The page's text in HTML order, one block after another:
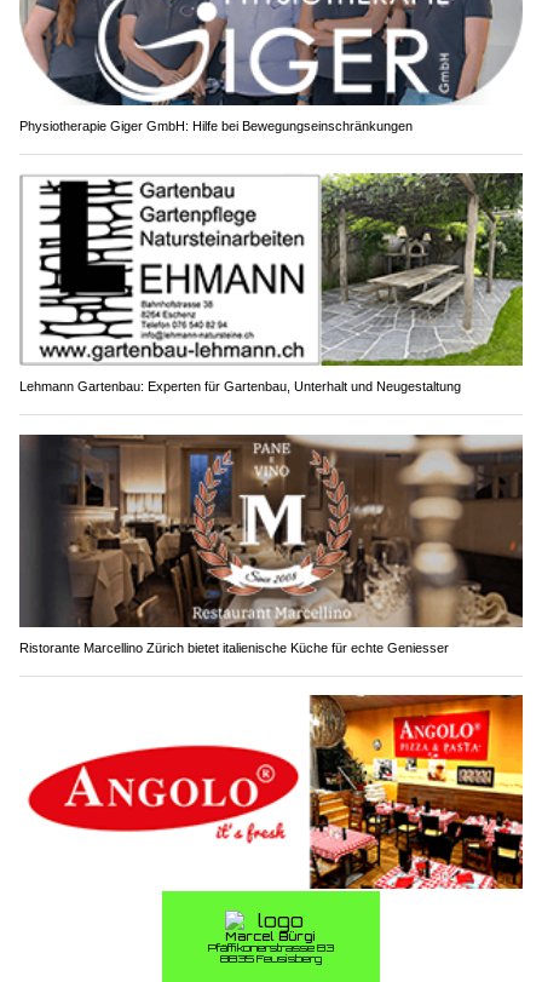
Physiotherapie Giger GmbH: Hilfe bei Bewegungseinschränkungen
Lehmann Gartenbau: Experten für Gartenbau, Unterhalt und Neugestaltung
Ristorante Marcellino Zürich bietet italienische Küche für echte Geniesser
Angolo Pizzeria in Luzern & Hünenberg ZG – Pizza, Burger & Pasta vom Profi
Oberkirch LU: Betrunkener Autofahrer